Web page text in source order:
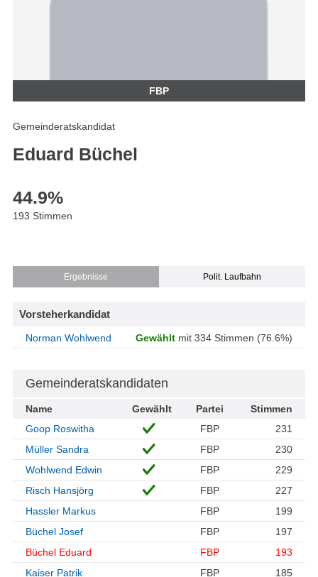
FBP
Gemeinderatskandidat
Eduard Büchel
44.9%
193 Stimmen
Ergebnisse Polit. Laufbahn
Vorsteherkandidat
Norman Wohlwend Gewählt mit 334 Stimmen (76.6%)
Gemeinderatskandidaten
Name Gewählt Partei
Stimmen
Goop Roswitha
FBP
231
Müller Sandra
FBP
230
Wohlwend Edwin
FBP
229
Risch Hansjörg
FBP
227
Hassler Markus
FBP
199
Büchel Josef
FBP
197
Büchel Eduard
FBP
193
Kaiser Patrik
FBP 185